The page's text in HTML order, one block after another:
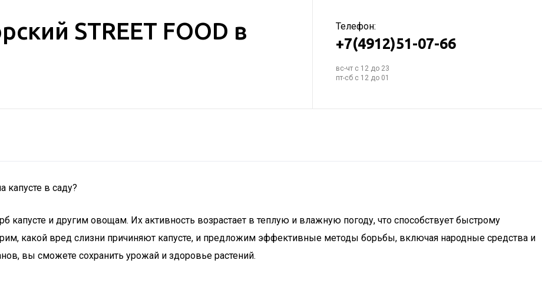
STREET FOOD в
Телефон:
+7(4912)51-07-66
вс-чт с 12 до 23
пт-сб с 12 до 01
капусте в саду?
капусте и другим овощам. Их активность возрастает в теплую и влажную погоду, что способствует быстрому
какой вред слизни причиняют капусте, и предложим эффективные методы борьбы, включая народные средства и
вы сможете сохранить урожай и здоровье растений.